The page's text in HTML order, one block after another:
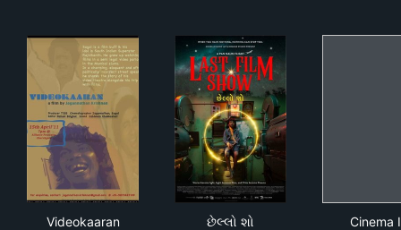
Videokaaran
છેલ્લો શો
છેલ્લો શો
Cinema